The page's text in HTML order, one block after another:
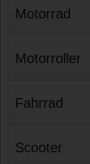
Motorrad
Motorroller
Fahrrad
Scooter